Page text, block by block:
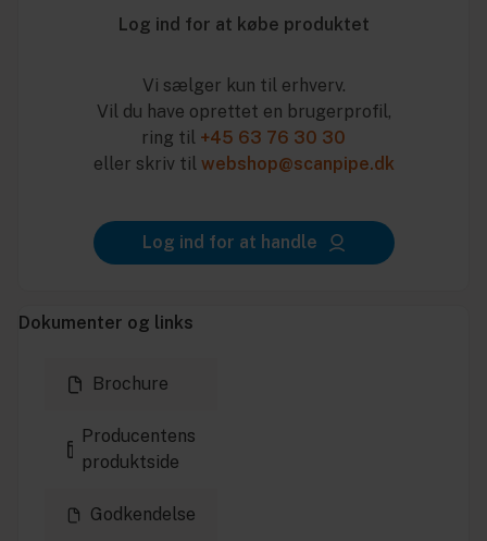
Log ind for at købe produktet
Vi sælger kun til erhverv.
Vil du have oprettet en brugerprofil,
ring til +45 63 76 30 30
eller skriv til webshop@scanpipe.dk
Log ind for at handle
Dokumenter og links
Brochure
Producentens
produktside
Godkendelse